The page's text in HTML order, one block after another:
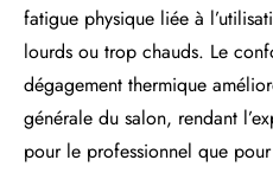
fatigue physique liée à
lourds ou trop chauds. Le
dégagement thermique
générale du salon, rendant
pour le professionnel que